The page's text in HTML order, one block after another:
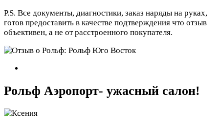
P.S. Все документы, диагностики, заказ наряды на руках,
готов предоставить в качестве подтверждения что отзыв
объективен, а не от расстроенного покупателя.
Рольф Аэропорт- ужасный салон!